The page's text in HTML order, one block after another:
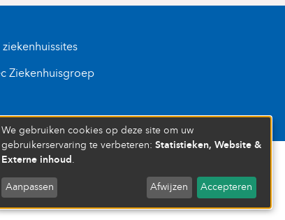
ziekenhuissites
Ziekenhuisgroep
: 472 937 059
We gebruiken cookies op deze site om uw
gebruikerservaring te verbeteren: Statistieken, Website &
Externe inhoud.
Aanpassen Afwijzen Accepteren